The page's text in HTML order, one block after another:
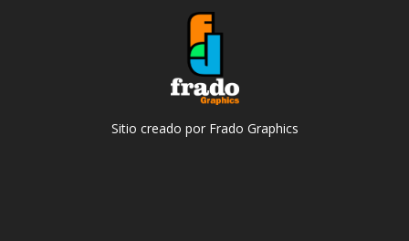
Sitio creado por Frado Graphics